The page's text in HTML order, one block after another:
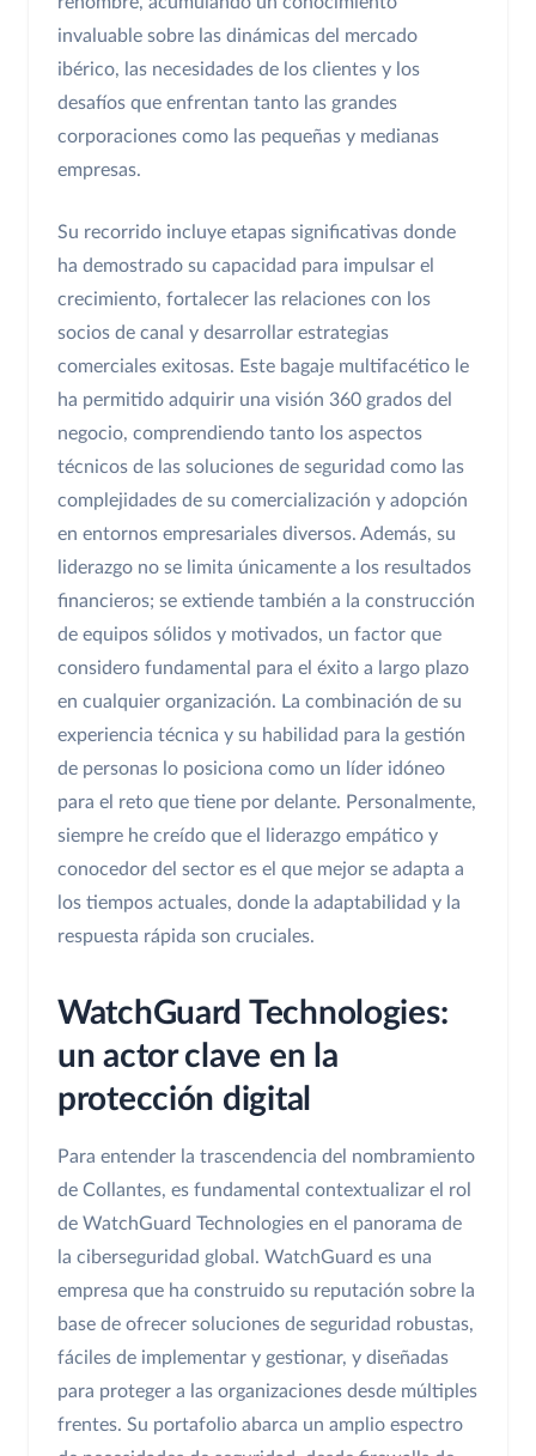
invaluable sobre las dinámicas del mercado
ibérico, las necesidades de los clientes y los
desafíos que enfrentan tanto las grandes
corporaciones como las pequeñas y medianas
empresas.
Su recorrido incluye etapas significativas donde
ha demostrado su capacidad para impulsar el
crecimiento, fortalecer las relaciones con los
socios de canal y desarrollar estrategias
comerciales exitosas. Este bagaje multifacético le
ha permitido adquirir una visión 360 grados del
negocio, comprendiendo tanto los aspectos
técnicos de las soluciones de seguridad como las
complejidades de su comercialización y adopción
en entornos empresariales diversos. Además, su
liderazgo no se limita únicamente a los resultados
financieros; se extiende también a la construcción
de equipos sólidos y motivados, un factor que
considero fundamental para el éxito a largo plazo
en cualquier organización. La combinación de su
experiencia técnica y su habilidad para la gestión
de personas lo posiciona como un líder idóneo
para el reto que tiene por delante. Personalmente,
siempre he creído que el liderazgo empático y
conocedor del sector es el que mejor se adapta a
los tiempos actuales, donde la adaptabilidad y la
respuesta rápida son cruciales.
WatchGuard Technologies:
un actor clave en la
protección digital
Para entender la trascendencia del nombramiento
de Collantes, es fundamental contextualizar el rol
de WatchGuard Technologies en el panorama de
la ciberseguridad global. WatchGuard es una
empresa que ha construido su reputación sobre la
base de ofrecer soluciones de seguridad robustas,
fáciles de implementar y gestionar, y diseñadas
para proteger a las organizaciones desde múltiples
frentes. Su portafolio abarca un amplio espectro